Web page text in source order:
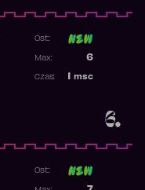
6.
Ost:
6
Max:
msc
Czas:
Ost: